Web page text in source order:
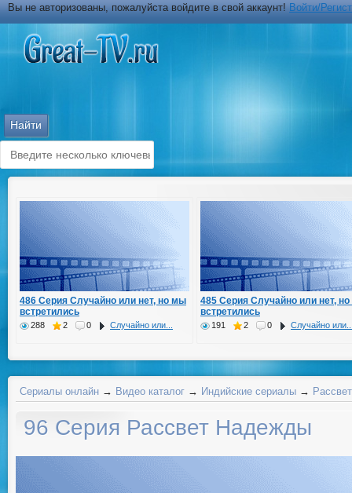
Вы не авторизованы, пожалуйста войдите в свой аккаунт!Войти/
486 Серия Случайно или нет, но мы
встретились
288 2 0 Случайно или...
485 Серия Случайно или нет,
встретились
191 2 0 Случайно
Сериалы онлайн → Видео каталог → Индийские сериалы →
96 Серия Рассвет Надежды